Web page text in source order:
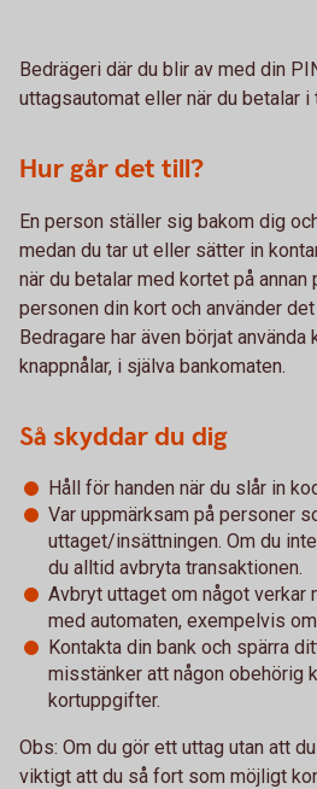
Bedrägeri där du blir av med din
uttagsautomat eller när du betalar
Hur går det till?
En person ställer sig bakom dig
medan du tar ut eller sätter in
när du betalar med kortet på
personen din kort och använder
Bedragare har även börjat använda
knappnålar, i själva bankomaten.
Så skyddar du dig
Håll för handen när du slår in
Var uppmärksam på personer
uttaget/insättningen. Om du
du alltid avbryta transaktionen.
Avbryt uttaget om något
med automaten, exempelvis
Kontakta din bank och spärra
misstänker att någon obehörig
kortuppgifter.
Obs: Om du gör ett uttag utan att
viktigt att du så fort som möjligt